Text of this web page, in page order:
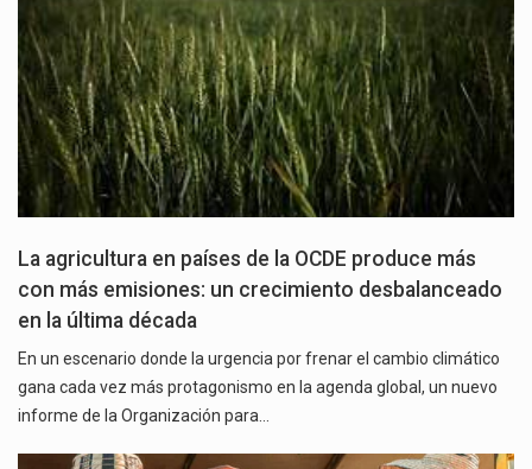
La agricultura en países de la OCDE produce más
con más emisiones: un crecimiento desbalanceado
en la última década
En un escenario donde la urgencia por frenar el cambio climático
gana cada vez más protagonismo en la agenda global, un nuevo
informe de la Organización para…